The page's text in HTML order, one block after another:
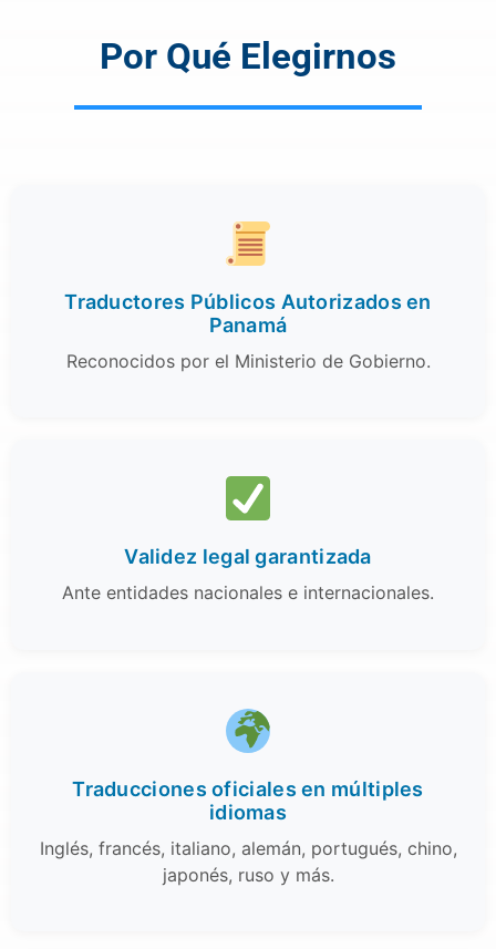
Por Qué Elegirnos
Traductores Públicos Autorizados en
Panamá
Reconocidos por el Ministerio de Gobierno.
Validez legal garantizada
Ante entidades nacionales e internacionales.
Traducciones oficiales en múltiples
idiomas
Inglés, francés, italiano, alemán, portugués, chino,
japonés, ruso y más.